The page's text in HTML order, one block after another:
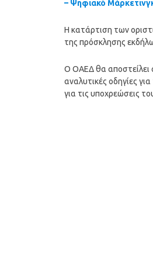
– Ψηφιακό
Η κατάρτιση των
της πρόσκλησης
Ο ΟΑΕΔ θα αποστείλει
αναλυτικές οδηγίες
για τις υποχρεώσεις